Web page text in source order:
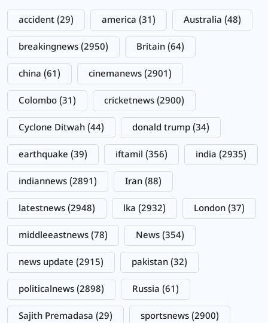
accident (29) america (31) Australia (48)
breakingnews (2950) Britain (64)
china (61) cinemanews (2901)
Colombo (31) cricketnews (2900)
Cyclone Ditwah (44) donald trump (34)
earthquake (39) iftamil (356) india (2935)
indiannews (2891) Iran (88)
latestnews (2948) lka (2932) London (37)
middleeastnews (78) News (354)
news update (2915) pakistan (32)
politicalnews (2898) Russia (61)
Sajith Premadasa (29) sportsnews (2900)